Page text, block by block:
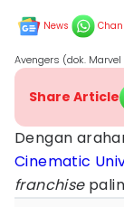
News
Avengers (dok.
Share Article
Dengan
Cinematic
franchise